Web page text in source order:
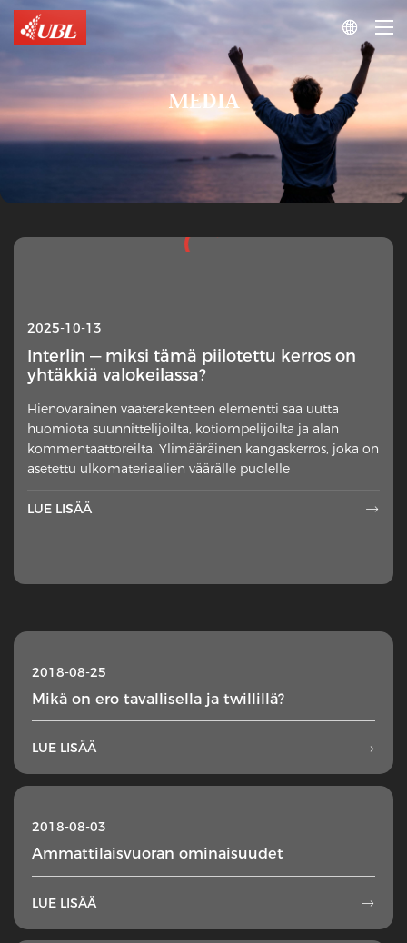

MEDIA
2025-10-13
Interlin — miksi tämä piilotettu kerros on
yhtäkkiä valokeilassa?
Hienovarainen vaaterakenteen elementti saa uutta
huomiota suunnittelijoilta, kotiompelijoilta ja alan
kommentaattoreilta. Ylimääräinen kangaskerros, joka on
asetettu ulkomateriaalien väärälle puolelle
LUE LISÄÄ 
2018-08-25
Mikä on ero tavallisella ja twillillä?
LUE LISÄÄ 
2018-08-03
Ammattilaisvuoran ominaisuudet
LUE LISÄÄ 